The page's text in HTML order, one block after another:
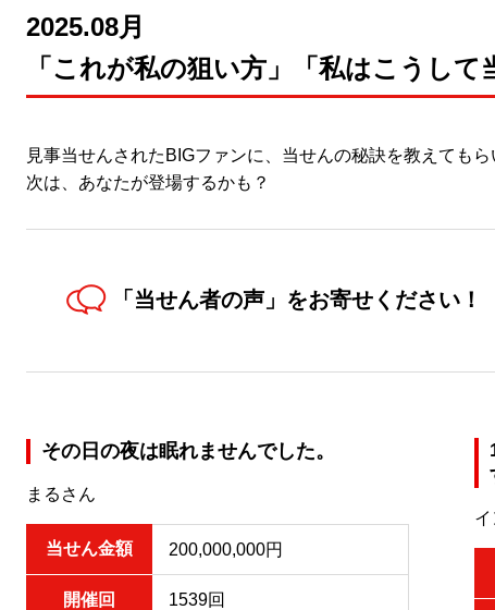
2025.08月
「これが私の狙い方」「私はこうし
見事当せんされたBIGファンに、当せんの秘訣を教えてもら
次は、あなたが登場するかも？
「当せん者の声」をお寄せください！
その日の夜は眠れませんでした。
まるさん
当せん金額 200,000,000円
開催回 1539回